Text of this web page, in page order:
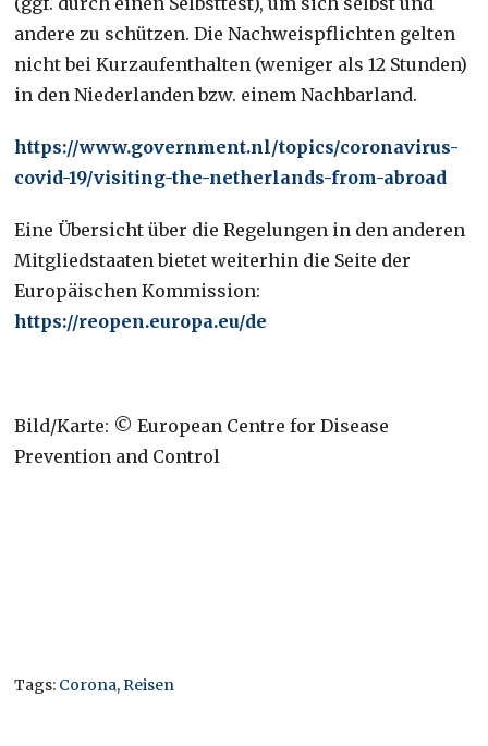
andere zu schützen. Die Nachweispflichten gelten
nicht bei Kurzaufenthalten (weniger als 12 Stunden)
in den Niederlanden bzw. einem Nachbarland.
https://www.government.nl/topics/coronavirus-
covid-19/visiting-the-netherlands-from-abroad
Eine Übersicht über die Regelungen in den anderen
Mitgliedstaaten bietet weiterhin die Seite der
Europäischen Kommission:
https://reopen.europa.eu/de
Bild/Karte: © European Centre for Disease
Prevention and Control
Tags: Corona,Reisen